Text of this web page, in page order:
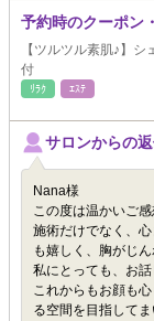
予約時のクーポン
【ツルツル素肌♪】
付
ﾘﾗｸ ｴｽﾃ
サロンからの
Nana様
この度は温かいご
施術だけでなく、
も嬉しく、胸がじ
私にとっても、お
これからもお顔も
る空間を目指してま